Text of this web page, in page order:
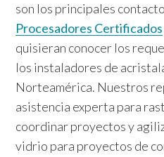
son los principales
Procesadores Certificados
quisieran conocer los
los instaladores de
Norteamérica. Nuestros
asistencia experta para
coordinar proyectos y
vidrio para proyectos de